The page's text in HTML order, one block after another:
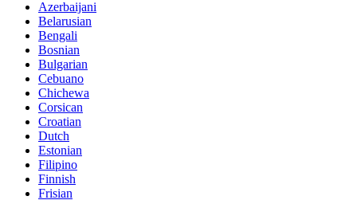
Azerbaijani
Belarusian
Bengali
Bosnian
Bulgarian
Cebuano
Chichewa
Corsican
Croatian
Dutch
Estonian
Filipino
Finnish
Frisian